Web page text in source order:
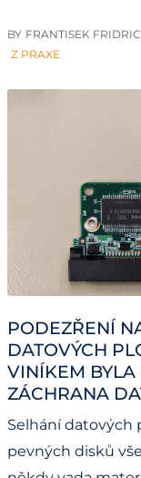
BY FRANTISEK
Z PRAXE
PODEZŘENÍ
DATOVÝCH
VINÍKEM BYLA
ZÁCHRANA
Selhání datových
pevných disků